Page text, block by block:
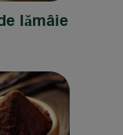
lămâie